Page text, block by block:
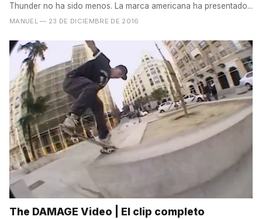
Thunder no ha sido menos. La marca americana ha presentado...
MANUEL — 23 DE DICIEMBRE DE 2016
The DAMAGE Video | El clip completo